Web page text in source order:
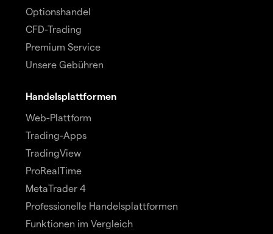
Optionshandel
CFD-Trading
Premium Service
Unsere Gebühren
Handelsplattformen
Web-Plattform
Trading-Apps
TradingView
ProRealTime
MetaTrader 4
Professionelle Handelsplattformen
Funktionen im Vergleich